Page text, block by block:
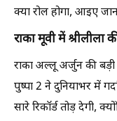
क्या रोल होगा, आइए
राका मूवी में श्रीलीला
राका अल्लू अर्जुन की
पुष्पा 2 ने दुनियाभर में
सारे रिकॉर्ड तोड़ देगी,